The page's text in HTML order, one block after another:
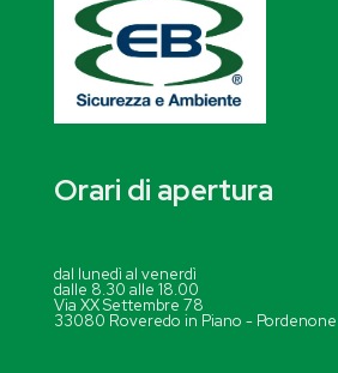
Orari di apertura
dal lunedì al venerdì
dalle 8.30 alle 18.00
Via XX Settembre 78
33080 Roveredo in Piano - Pordenone